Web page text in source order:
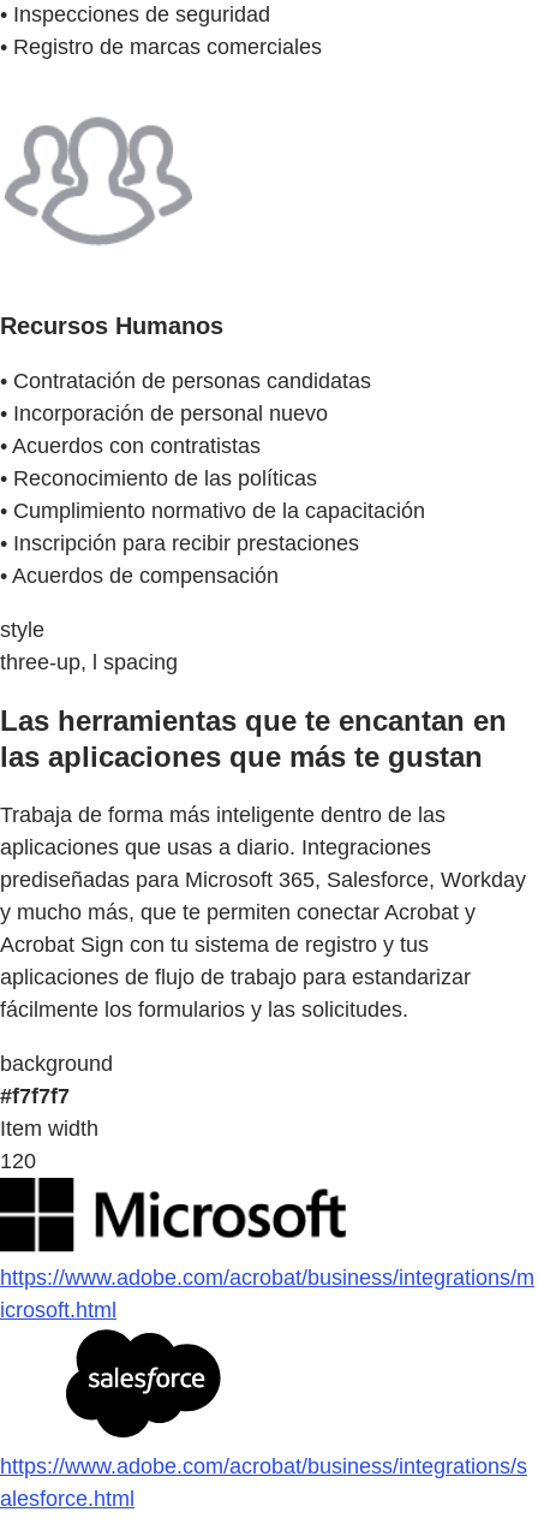
• Inspecciones de seguridad
• Registro de marcas comerciales
Recursos Humanos
• Contratación de personas candidatas
• Incorporación de personal nuevo
• Acuerdos con contratistas
• Reconocimiento de las políticas
• Cumplimiento normativo de la capacitación
• Inscripción para recibir prestaciones
• Acuerdos de compensación
style
three-up, l spacing
Las herramientas que te encantan en
las aplicaciones que más te gustan
Trabaja de forma más inteligente dentro de las
aplicaciones que usas a diario. Integraciones
prediseñadas para Microsoft 365, Salesforce, Workday
y mucho más, que te permiten conectar Acrobat y
Acrobat Sign con tu sistema de registro y tus
aplicaciones de flujo de trabajo para estandarizar
fácilmente los formularios y las solicitudes.
background
#f7f7f7
Item width
120
https://www.adobe.com/acrobat/business/integrations/m
icrosoft.html
https://www.adobe.com/acrobat/business/integrations/s
alesforce.html